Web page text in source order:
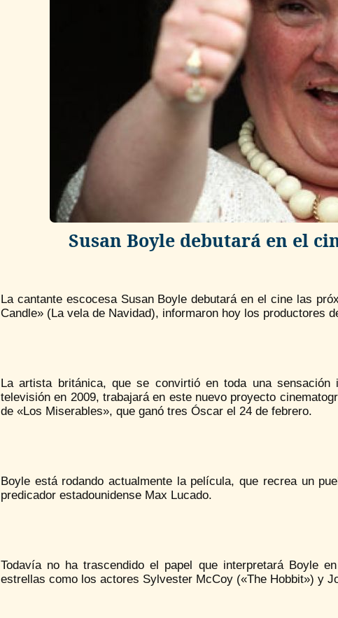
Susan Boyle debutará en el
La cantante escocesa Susan Boyle debutará en el cine las
Candle» (La vela de Navidad), informaron hoy los productores
La artista británica, que se convirtió en toda una
televisión en 2009, trabajará en este nuevo proyecto
de «Los Miserables», que ganó tres Óscar el 24 de febrero.
Boyle está rodando actualmente la película, que recrea un
predicador estadounidense Max Lucado.
Todavía no ha trascendido el papel que interpretará Boyle
estrellas como los actores Sylvester McCoy («The Hobbit») y